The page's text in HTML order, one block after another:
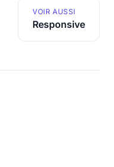
VOIR AUSSI
Responsive